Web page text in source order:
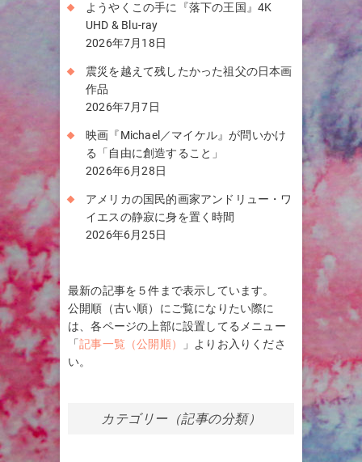
ようやくこの手に『落下の王国』4K
UHD & Blu-ray
2026年7月18日
震災を越えて残したかった祖父の日本画
作品
2026年7月7日
映画『Michael／マイケル』が問いかけ
る「自由に創造すること」
2026年6月28日
アメリカの国民的画家アンドリュー・ワ
イエスの静寂に身を置く時間
2026年6月25日
最新の記事を５件まで表示しています。
公開順（古い順）にご覧になりたい際に
は、各ページの上部に設置してるメニュー
「記事一覧（公開順）
」よりお入りくださ
い。
カテゴリー（記事の分類）